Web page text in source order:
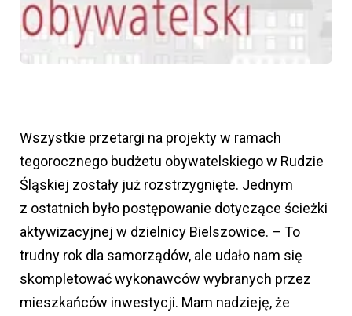
Wszystkie przetargi na projekty w ramach
tegorocznego budżetu obywatelskiego w Rudzie
Śląskiej zostały już rozstrzygnięte. Jednym
z ostatnich było postępowanie dotyczące ścieżki
aktywizacyjnej w dzielnicy Bielszowice. – To
trudny rok dla samorządów, ale udało nam się
skompletować wykonawców wybranych przez
mieszkańców inwestycji. Mam nadzieję, że